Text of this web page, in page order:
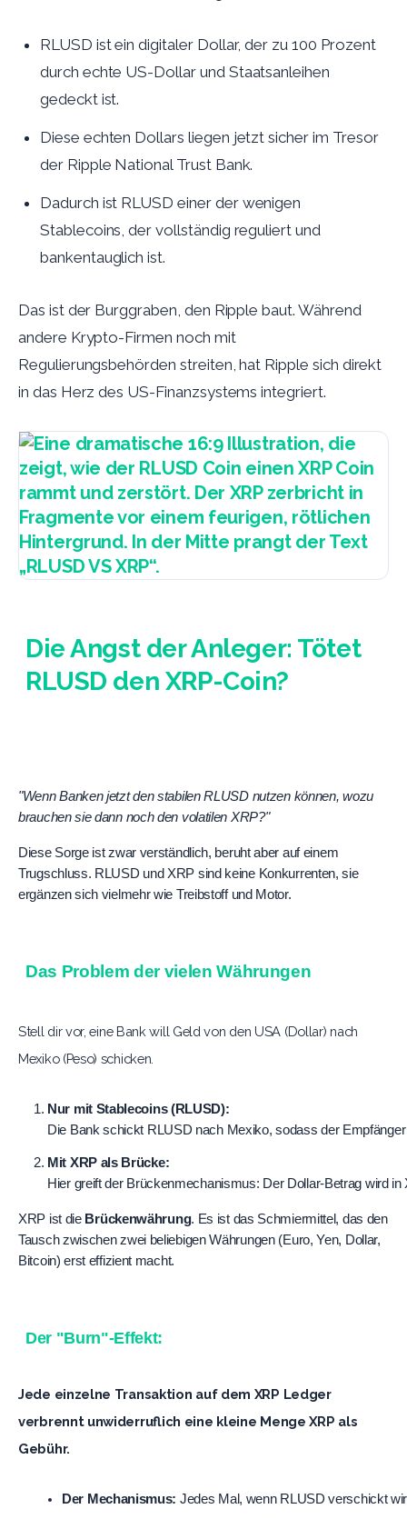
RLUSD ist ein digitaler Dollar, der zu 100 Prozent
durch echte US-Dollar und Staatsanleihen
gedeckt ist.
Diese echten Dollars liegen jetzt sicher im Tresor
der Ripple National Trust Bank.
Dadurch ist RLUSD einer der wenigen
Stablecoins, der vollständig reguliert und
bankentauglich ist.
Das ist der Burggraben, den Ripple baut. Während
andere Krypto-Firmen noch mit
Regulierungsbehörden streiten, hat Ripple sich direkt
in das Herz des US-Finanzsystems integriert.
Die Angst der Anleger: Tötet
RLUSD den XRP-Coin?
"Wenn Banken jetzt den stabilen RLUSD nutzen können, wozu
brauchen sie dann noch den volatilen XRP?"
Diese Sorge ist zwar verständlich, beruht aber auf einem
Trugschluss. RLUSD und XRP sind keine Konkurrenten, sie
ergänzen sich vielmehr wie Treibstoff und Motor.
Das Problem der vielen Währungen
Stell dir vor, eine Bank will Geld von den USA (Dollar) nach
Mexiko (Peso) schicken.
Nur mit Stablecoins (RLUSD):
Die Bank schickt RLUSD nach Mexiko, sodass der
Mit XRP als Brücke:
Hier greift der Brückenmechanismus: Der Dollar-Betrag wird
XRP ist die Brückenwährung. Es ist das Schmiermittel, das den
Tausch zwischen zwei beliebigen Währungen (Euro, Yen, Dollar,
Bitcoin) erst effizient macht.
Der "Burn"-Effekt:
Jede einzelne Transaktion auf dem XRP Ledger
verbrennt unwiderruflich eine kleine Menge XRP als
Gebühr.
Der Mechanismus: Jedes Mal, wenn RLUSD verschickt